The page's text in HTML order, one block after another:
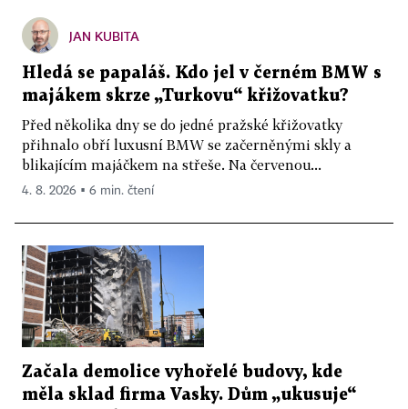
JAN KUBITA
Hledá se papaláš. Kdo jel v černém BMW s
majákem skrze „Turkovu“ křižovatku?
Před několika dny se do jedné pražské křižovatky
přihnalo obří luxusní BMW se začerněnými skly a
blikajícím majáčkem na střeše. Na červenou...
4. 8. 2026 ▪ 6 min. čtení
Začala demolice vyhořelé budovy, kde
měla sklad firma Vasky. Dům „ukusuje“